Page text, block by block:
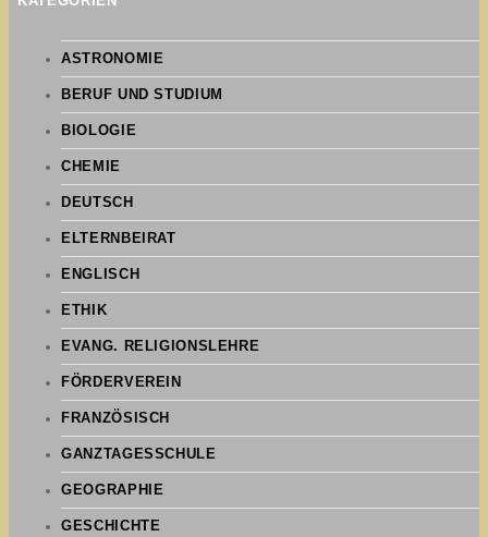
ASTRONOMIE
BERUF UND STUDIUM
BIOLOGIE
CHEMIE
DEUTSCH
ELTERNBEIRAT
ENGLISCH
ETHIK
EVANG. RELIGIONSLEHRE
FÖRDERVEREIN
FRANZÖSISCH
GANZTAGESSCHULE
GEOGRAPHIE
GESCHICHTE